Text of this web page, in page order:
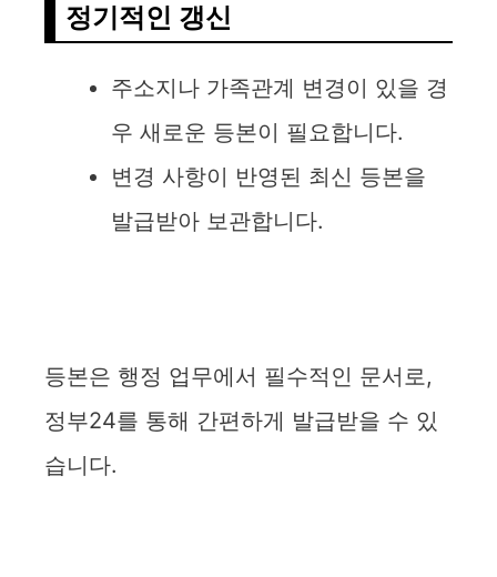
정기적인 갱신
주소지나 가족관계 변경이 있을 경
우 새로운 등본이 필요합니다.
변경 사항이 반영된 최신 등본을
발급받아 보관합니다.
등본은 행정 업무에서 필수적인 문서로,
정부24를 통해 간편하게 발급받을 수 있
습니다.